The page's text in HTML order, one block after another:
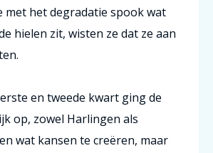
met het degradatie spook wat
hielen zit, wisten ze dat ze aan
en tweede kwart ging de
op, zowel Harlingen als
wat kansen te creëren, maar